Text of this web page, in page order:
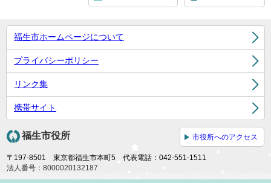
福生市ホームページについて
プライバシーポリシー
リンク集
携帯サイト
福生市役所 市役所へのアクセス
〒197-8501 東京都福生市本町5 代表電話：042-551-1511
法人番号：8000020132187